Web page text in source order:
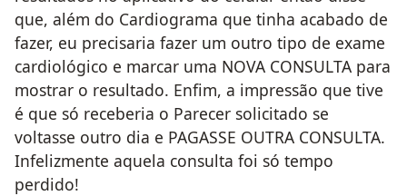
que, além do Cardiograma que tinha acabado de
fazer, eu precisaria fazer um outro tipo de exame
cardiológico e marcar uma NOVA CONSULTA para
mostrar o resultado. Enfim, a impressão que tive
é que só receberia o Parecer solicitado se
voltasse outro dia e PAGASSE OUTRA CONSULTA.
Infelizmente aquela consulta foi só tempo
perdido!